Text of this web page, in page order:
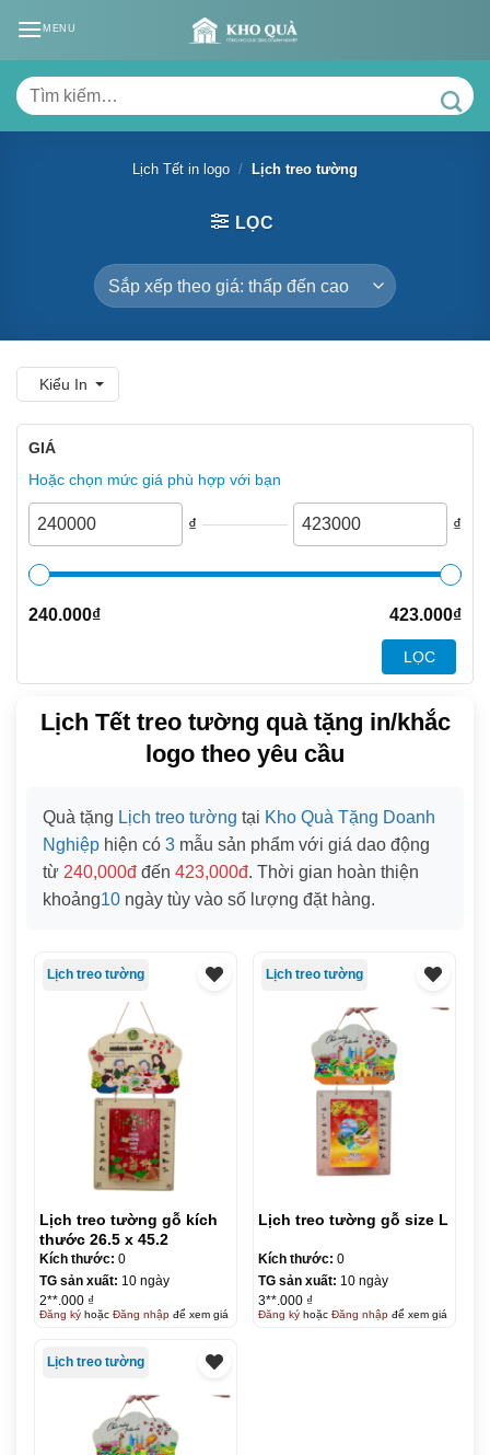
MENU
Tìm
kiếm:
Lịch Tết in logo / Lịch treo tường
LỌC
Kiểu In
GIÁ
Hoặc chọn mức giá phù hợp với bạn
₫ ₫
240.000₫ 423.000₫
LỌC
Lịch Tết treo tường quà tặng in/khắc
logo theo yêu cầu
Quà tặng Lịch treo tường tại Kho Quà Tặng Doanh
Nghiệp hiện có 3 mẫu sản phẩm với giá dao động
từ 240,000đ đến 423,000đ. Thời gian hoàn thiện
khoảng10 ngày tùy vào số lượng đặt hàng.
Lịch treo tường
Lịch treo tường gỗ kích
thước 26.5 x 45.2
Kích thước: 0
TG sản xuất: 10 ngày
2**.000 ₫
Đăng kýhoặc Đăng nhậpđể xem giá
Lịch treo tường
Lịch treo tường gỗ size L
Kích thước: 0
TG sản xuất: 10 ngày
3**.000 ₫
Đăng kýhoặc Đăng nhậpđể xem giá
Lịch treo tường